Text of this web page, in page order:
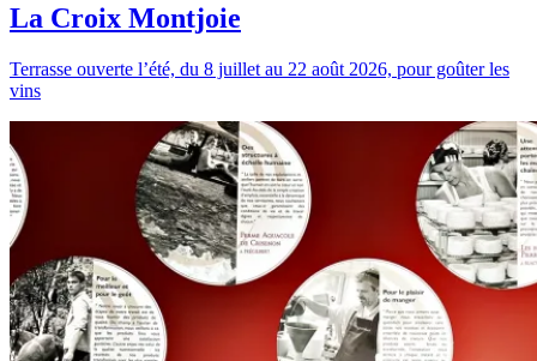
La Croix Montjoie
Terrasse ouverte l’été, du 8 juillet au 22 août 2026, pour goûter les
vins